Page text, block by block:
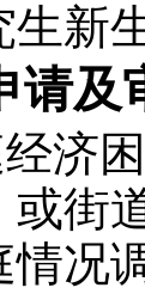
新
请及
济
或
情况